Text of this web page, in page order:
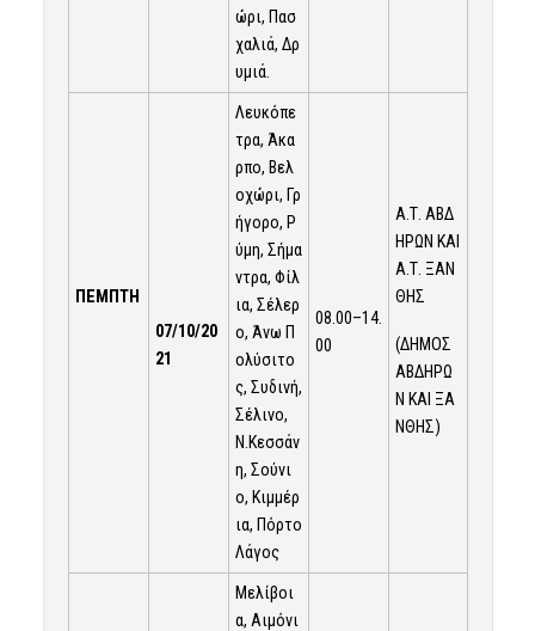
ώρι, Πασ
χαλιά, Δρ
υμιά.
ΠΕΜΠΤΗ
07/10/20
21
Λευκόπε
τρα, Άκα
ρπο, Βελ
οχώρι, Γρ
ήγορο, Ρ
ύμη, Σήμα
ντρα, Φίλ
ια, Σέλερ
ο, Άνω Π
ολύσιτο
ς, Συδινή,
Σέλινο,
Ν.Κεσσάν
η, Σούνι
ο, Κιμμέρ
ια, Πόρτο
Λάγος
08.00–14.
00
Α.Τ. ΑΒΔ
ΗΡΩΝ ΚΑΙ
Α.Τ. ΞΑΝ
ΘΗΣ
(ΔΗΜΟΣ
ΑΒΔΗΡΩ
Ν ΚΑΙ ΞΑ
ΝΘΗΣ)
Μελίβοι
α, Αιμόνι